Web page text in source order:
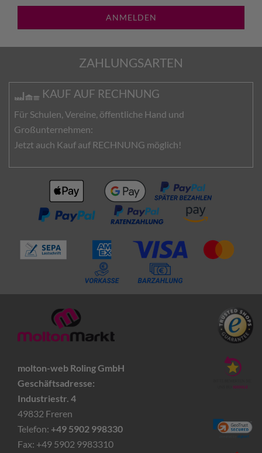
ANMELDEN
ZAHLUNGSARTEN
KAUF AUF RECHNUNG
Für Schulen, Vereine, öffentliche Hand und
Großunternehmen:
Jetzt auch Kauf auf RECHNUNG möglich!
molton-web Roling GmbH
Geschäftsadresse:
Industriestr. 4
49832 Freren
Telefon: +49 5902 998330
Fax: +49 5902 9983310